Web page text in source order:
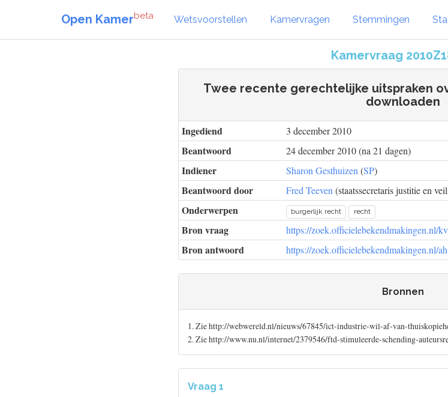
Open Kamerbeta Wetsvoorstellen Kamervragen Stemmingen
Kamervraag
Twee recente gerechtelijke uitspraken
downloaden
Ingediend 3 december 2010
Beantwoord 24 december 2010 (na 21 dagen)
Indiener Sharon Gesthuizen (SP)
Beantwoord door Fred Teeven (staatssecretaris justitie en
Onderwerpen burgerlijk recht recht
Bron vraag https://zoek.officielebekendmakingen.nl/
Bron antwoord https://zoek.officielebekendmakingen.nl/
Bronnen
1. Zie http://webwereld.nl/nieuws/67845/ict-industrie-wil-af-van-
2. Zie http://www.nu.nl/internet/2379546/ftd-stimuleerde-schending-
Vraag 1